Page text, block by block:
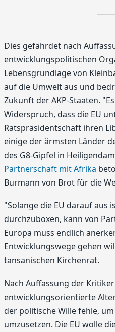
Dies gefährdet nach
entwicklungspolitischen
Lebensgrundlage von
auf die Umwelt aus und
Zukunft der AKP-Staaten.
Widerspruch, dass die EU
Ratspräsidentschaft ihren
einige der ärmsten Länder
des G8-Gipfel in
Partnerschaft mit Afrika
Burmann von Brot für die
"Solange die EU darauf aus
durchzuboxen, kann von
Europa muss endlich
Entwicklungswege gehen
tansanischen Kirchenrat.
Nach Auffassung der
entwicklungsorientierte
der politische Wille fehle,
umzusetzen. Die EU wolle